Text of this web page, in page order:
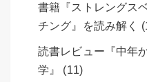
書籍『ストレングス
チング』を読み解く
読書レビュー『中年
学』 (11)